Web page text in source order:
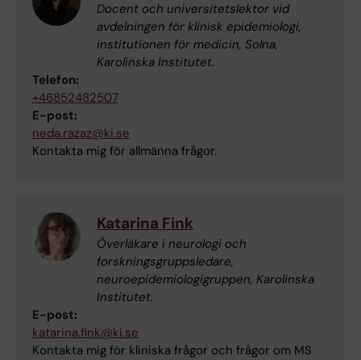
Docent och universitetslektor vid
avdelningen för klinisk epidemiologi,
institutionen för medicin, Solna,
Karolinska Institutet.
Telefon:
+46852482507
E-post:
neda.razaz@ki.se
Kontakta mig för allmänna frågor.
Katarina Fink
Överläkare i neurologi och
forskningsgruppsledare,
neuroepidemiologigruppen, Karolinska
Institutet.
E-post:
katarina.fink@ki.se
Kontakta mig för kliniska frågor och frågor om MS